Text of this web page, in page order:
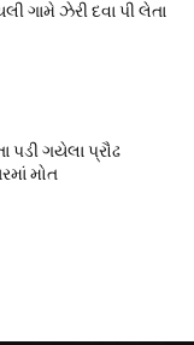
ગામે ઝેરી દવા પી લેતા
ગયેલા પ્રૌઢ
મોત